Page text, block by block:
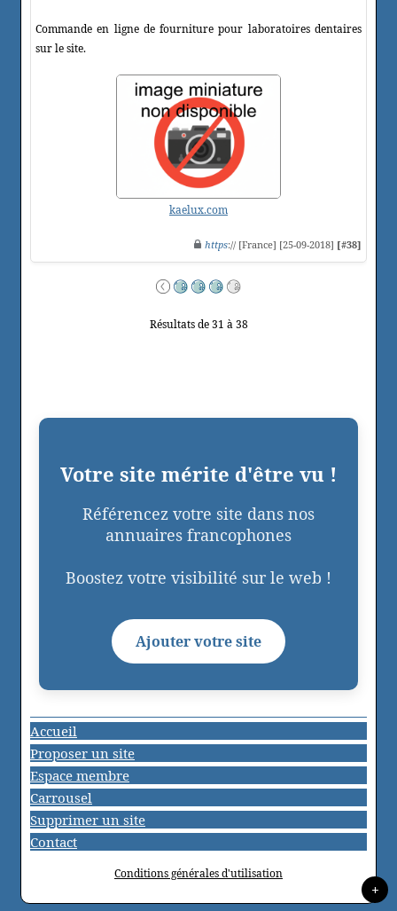
Commande en ligne de fourniture pour laboratoires dentaires
sur le site.
kaelux.com
https:// [France] [25-09-2018] [#38]
Résultats de 31 à 38
Votre site mérite d'être vu !
Référencez votre site dans nos
annuaires francophones
Boostez votre visibilité sur le web !
Ajouter votre site
Accueil
Proposer un site
Espace membre
Carrousel
Supprimer un site
Contact
Conditions générales d'utilisation
+